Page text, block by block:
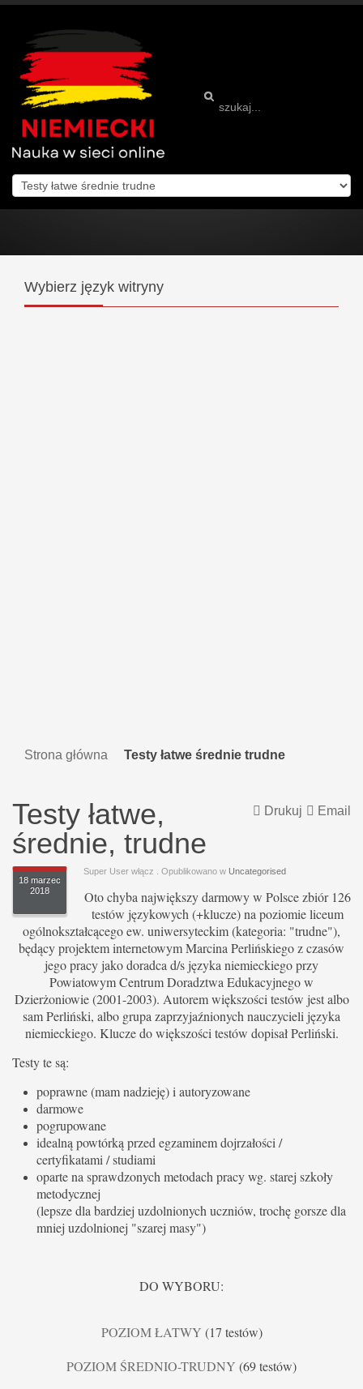
Wybierz język witryny
Strona główna Testy łatwe średnie trudne
Email
Drukuj
Testy łatwe,
średnie, trudne
Super User włącz
18 marzec
2018
. Opublikowano w Uncategorised
Oto chyba największy darmowy w Polsce zbiór 126
testów językowych (+klucze) na poziomie liceum
ogólnokształcącego ew. uniwersyteckim (kategoria: "trudne"),
będący projektem internetowym Marcina Perlińskiego z czasów
jego pracy jako doradca d/s języka niemieckiego przy
Powiatowym Centrum Doradztwa Edukacyjnego w
Dzierżoniowie (2001-2003). Autorem większości testów jest albo
sam Perliński, albo grupa zaprzyjaźnionych nauczycieli języka
niemieckiego. Klucze do większości testów dopisał Perliński.
Testy te są:
poprawne (mam nadzieję) i autoryzowane
darmowe
pogrupowane
idealną powtórką przed egzaminem dojrzałości /
certyfikatami / studiami
oparte na sprawdzonych metodach pracy wg. starej szkoły
metodycznej
(lepsze dla bardziej uzdolnionych uczniów, trochę gorsze dla
mniej uzdolnionej "szarej masy")
DO WYBORU:
POZIOM ŁATWY (17 testów)
POZIOM ŚREDNIO-TRUDNY (69 testów)